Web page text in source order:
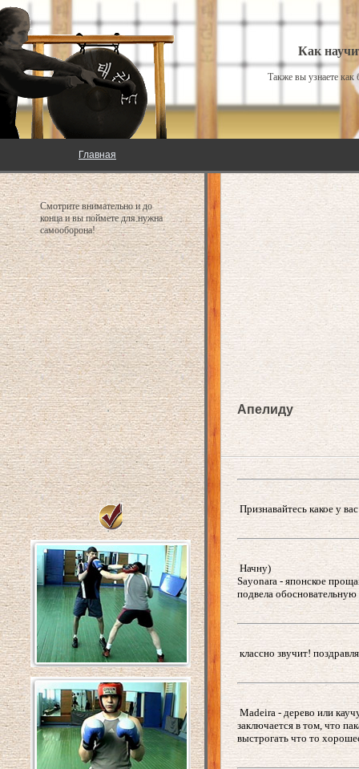
Как
Также вы узнаете
Главная
Смотрите внимательно и до
конца и вы поймете для нужна
самооборона!
Апелиду
Признавайтесь какое у
Начну)
Sayonara - японское
подвела обосновательную
классно звучит!
Madeira - дерево или
заключается в том, что
выстрогать что то